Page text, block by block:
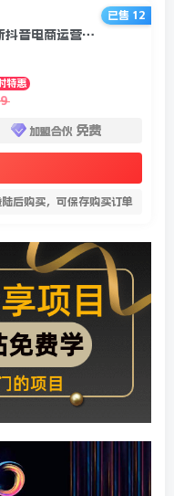
（1161期）抖音电商运营大全，全新抖音电商运营攻略（完结）
特惠
加盟合伙 免费
后购买，可保存购买订单
已售 12